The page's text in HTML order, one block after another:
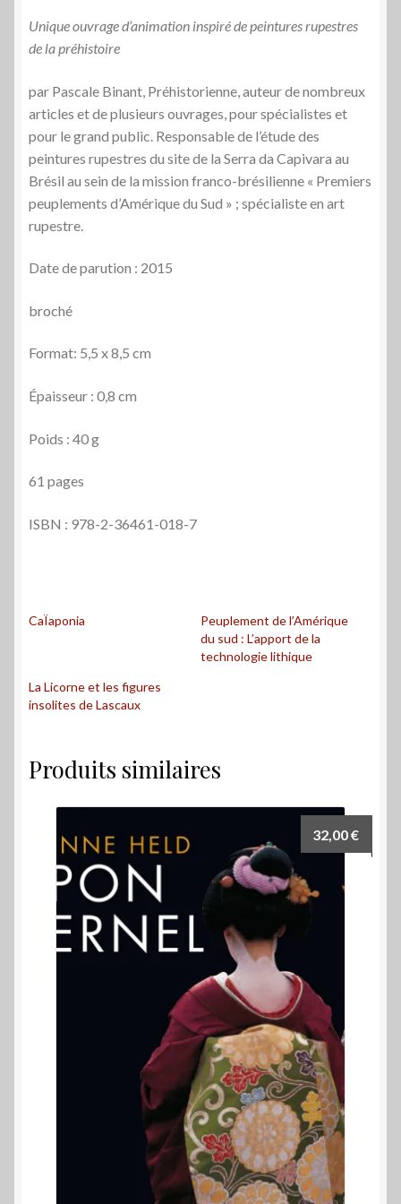
Unique ouvrage d’animation inspiré de peintures rupestres
de la préhistoire
par Pascale Binant, Préhistorienne, auteur de nombreux
articles et de plusieurs ouvrages, pour spécialistes et
pour le grand public. Responsable de l’étude des
peintures rupestres du site de la Serra da Capivara au
Brésil au sein de la mission franco-brésilienne « Premiers
peuplements d’Amérique du Sud » ; spécialiste en art
rupestre.
Date de parution : 2015
broché
Format: 5,5 x 8,5 cm
Épaisseur : 0,8 cm
Poids : 40 g
61 pages
ISBN : 978-2-36461-018-7
CaÏaponia
Peuplement de l’Amérique
du sud : L’apport de la
technologie lithique
La Licorne et les figures
insolites de Lascaux
Produits similaires
32,00€